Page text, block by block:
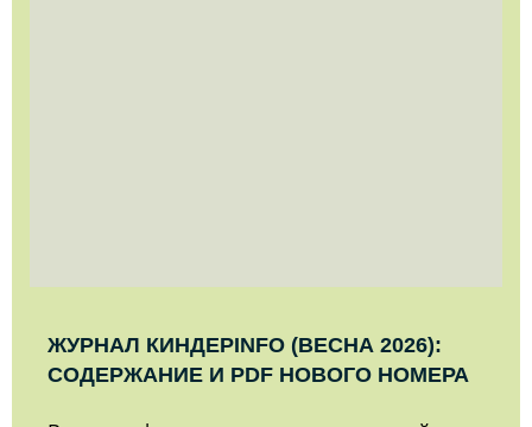
ЖУРНАЛ КИНДЕРINFO (ВЕСНА 2026):
СОДЕРЖАНИЕ И PDF НОВОГО НОМЕРА